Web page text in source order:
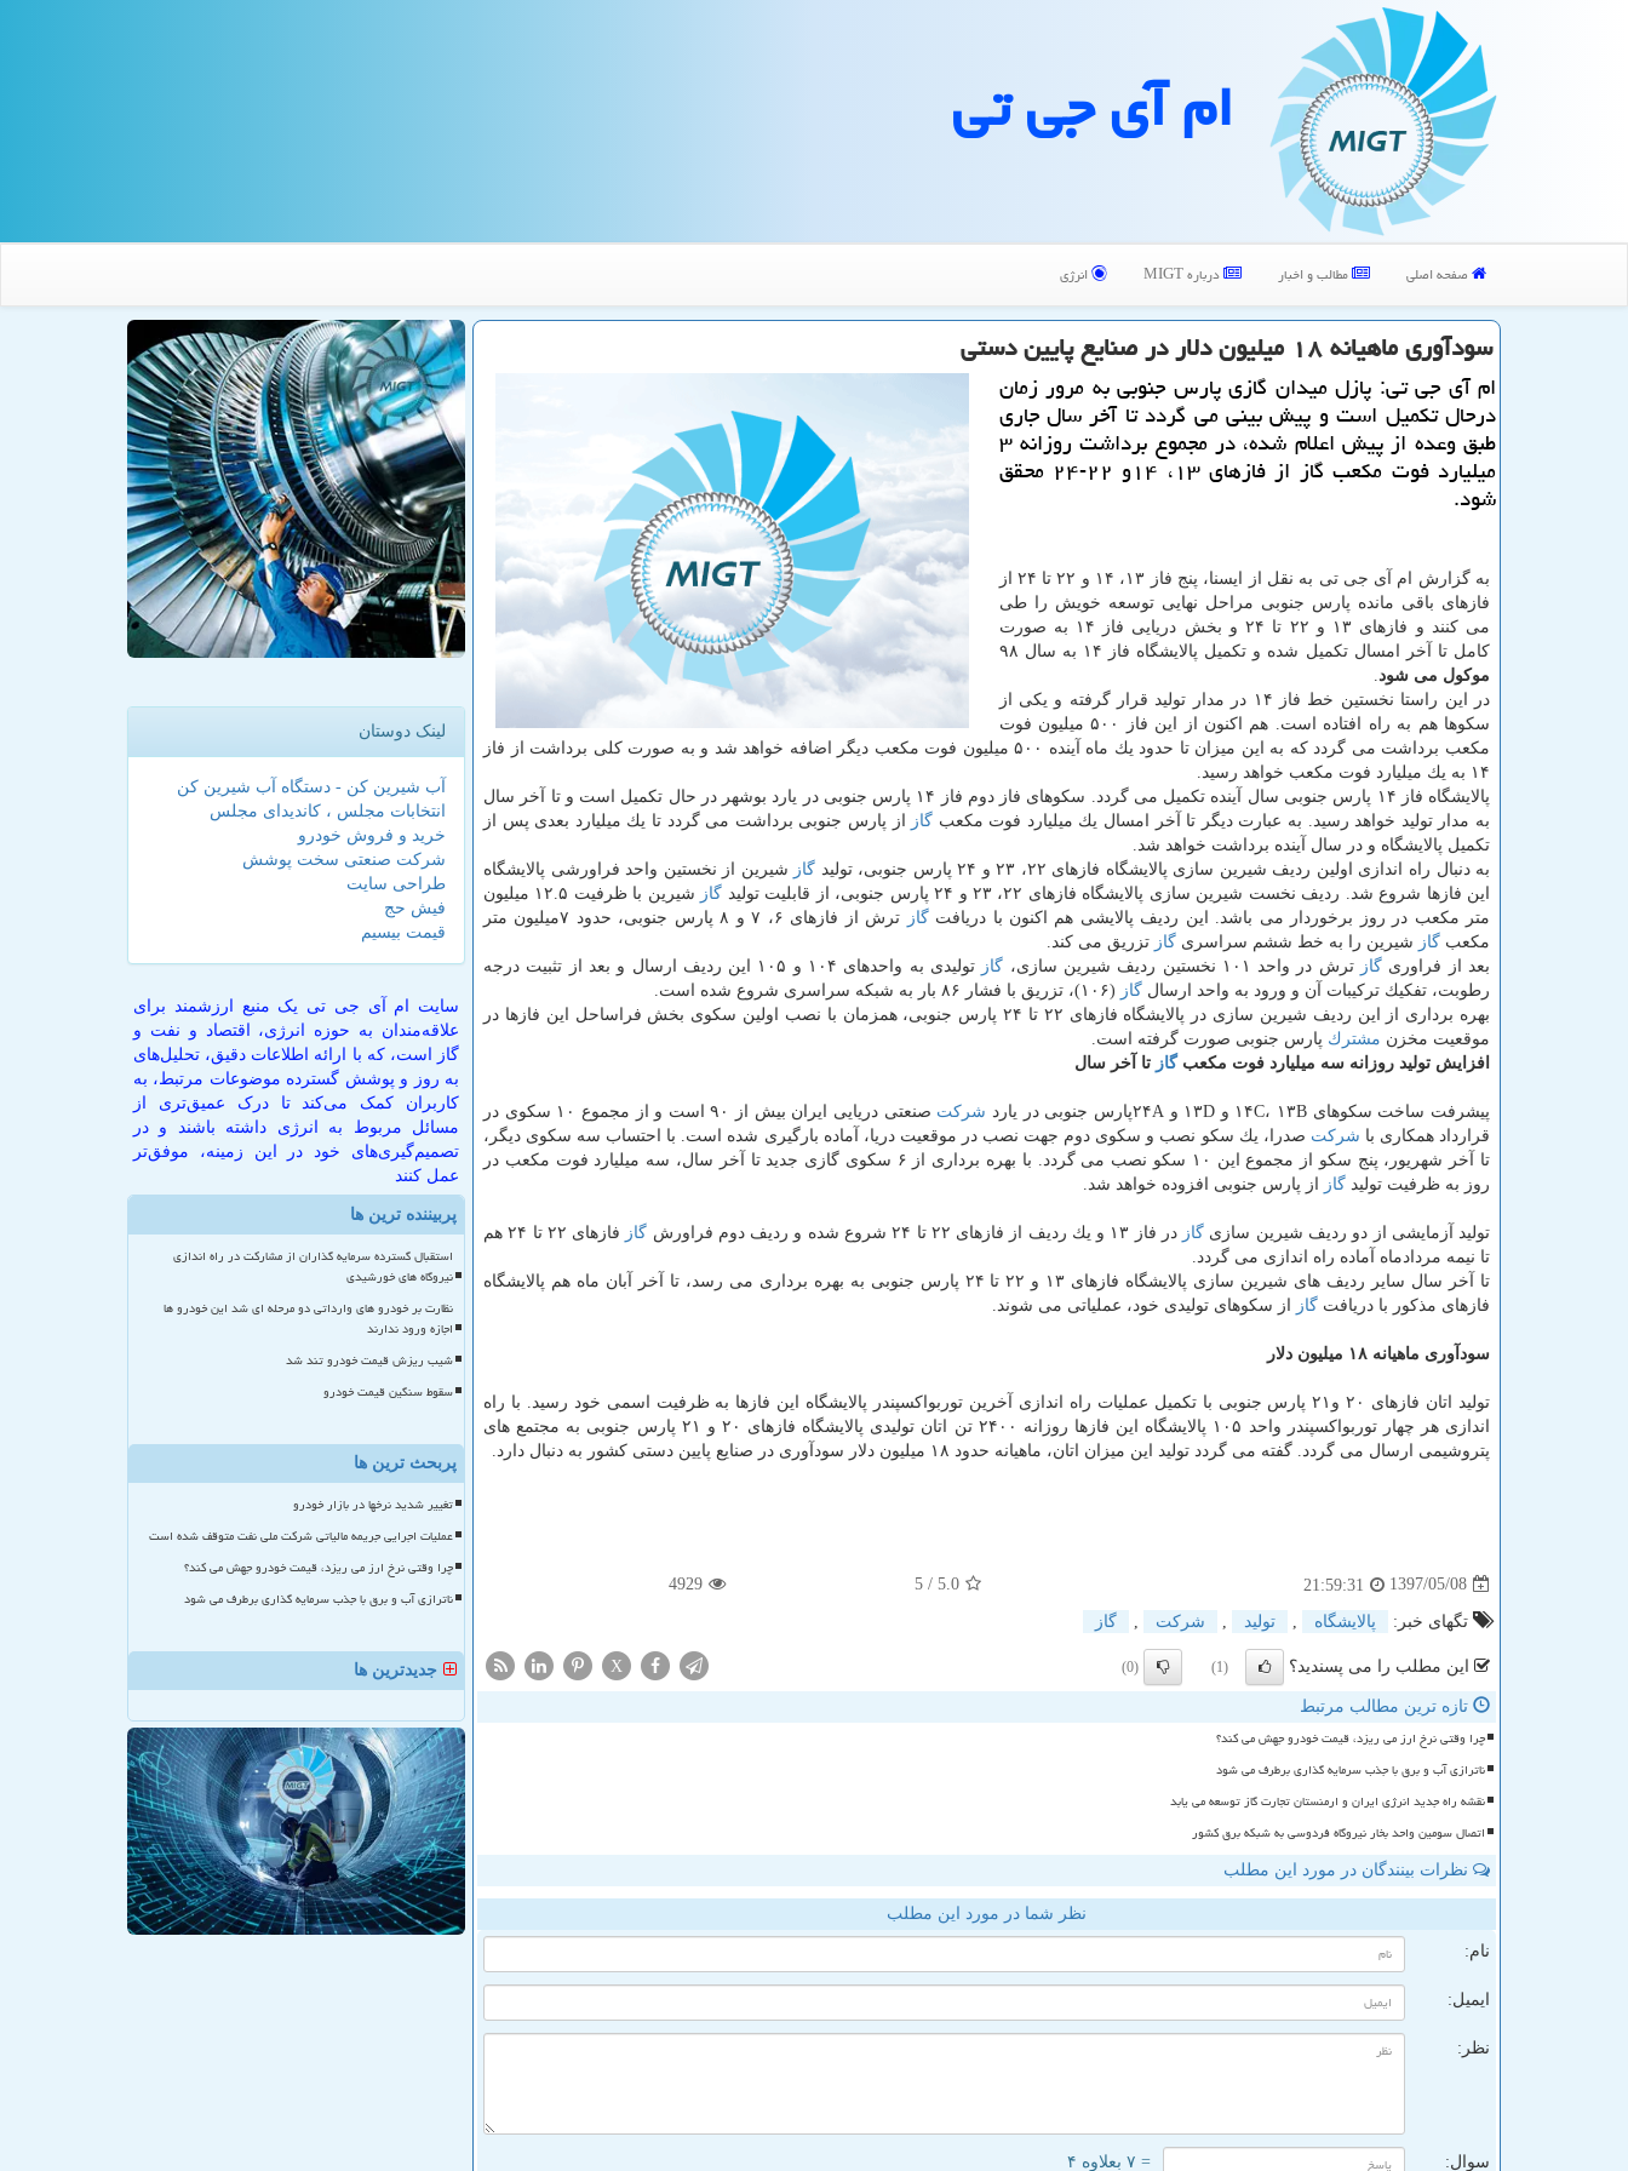
ام آی جی تی
صفحه اصلی مطالب و اخبار درباره MIGT انرژی
سودآوری ماهیانه ۱۸ میلیون دلار در صنایع پایین دستی
ام آی جی تی: پازل میدان گازی پارس جنوبی به مرور زمان
درحال تكمیل است و پیش بینی می گردد تا آخر سال جاری
طبق وعده از پیش اعلام شده، در مجموع برداشت روزانه ۳
میلیارد فوت مكعب گاز از فازهای ۱۳، ۱۴و ۲۲-۲۴ محقق
شود.
به گزارش ام آی جی تی به نقل از ایسنا، پنج فاز ۱۳، ۱۴ و ۲۲ تا ۲۴ از
فازهای باقی مانده پارس جنوبی مراحل نهایی توسعه خویش را طی
می كنند و فازهای ۱۳ و ۲۲ تا ۲۴ و بخش دریایی فاز ۱۴ به صورت
كامل تا آخر امسال تكمیل شده و تكمیل پالایشگاه فاز ۱۴ به سال ۹۸
موكول می شود.
در این راستا نخستین خط فاز ۱۴ در مدار تولید قرار گرفته و یكی از
سكوها هم به راه افتاده است. هم اكنون از این فاز ۵۰۰ میلیون فوت
مكعب برداشت می گردد كه به این میزان تا حدود یك ماه آینده ۵۰۰ میلیون فوت مكعب دیگر اضافه خواهد شد و به صورت كلی برداشت از فاز
۱۴ به یك میلیارد فوت مكعب خواهد رسید.
پالایشگاه فاز ۱۴ پارس جنوبی سال آینده تكمیل می گردد. سكوهای فاز دوم فاز ۱۴ پارس جنوبی در یارد بوشهر در حال تكمیل است و تا آخر سال
به مدار تولید خواهد رسید. به عبارت دیگر تا آخر امسال یك میلیارد فوت مكعب گاز
از پارس جنوبی برداشت می گردد تا یك میلیارد بعدی پس از
تكمیل پالایشگاه و در سال آینده برداشت خواهد شد.
به دنبال راه اندازی اولین ردیف شیرین سازی پالایشگاه فازهای ۲۲، ۲۳ و ۲۴ پارس جنوبی، تولید
گاز شیرین از نخستین واحد فراورشی پالایشگاه
این فازها شروع شد. ردیف نخست شیرین سازی پالایشگاه فازهای ۲۲، ۲۳ و ۲۴ پارس جنوبی، از قابلیت تولید
گاز
شیرین با ظرفیت ۱۲.۵ میلیون
متر مكعب در روز برخوردار می باشد. این ردیف پالایشی هم اكنون با دریافتگاز
ترش از فازهای ۶، ۷ و ۸ پارس جنوبی، حدود ۷میلیون متر
مكعب گاز شیرین را به خط ششم سراسری گاز تزریق می كند.
بعد از فراوری گاز ترش در واحد ۱۰۱ نخستین ردیف شیرین سازی، گاز
تولیدی به واحدهای ۱۰۴ و ۱۰۵ این ردیف ارسال و بعد از تثبیت درجه
رطوبت، تفكیك تركیبات آن و ورود به واحد ارسال گاز (۱۰۶)، تزریق با فشار ۸۶ بار به شبكه سراسری شروع شده است.
بهره برداری از این ردیف شیرین سازی در پالایشگاه فازهای ۲۲ تا ۲۴ پارس جنوبی، همزمان با نصب اولین سكوی بخش فراساحل این فازها در
موقعیت مخزن مشترك پارس جنوبی صورت گرفته است.
افزایش تولید روزانه سه میلیارد فوت مكعبگاز تا آخر سال
پیشرفت ساخت سكوهای ۱۴C، ۱۳B و ۱۳D و ۲۴Aپارس جنوبی در یارد شركت
صنعتی دریایی ایران بیش از ۹۰ است و از مجموع ۱۰ سكوی در
قرارداد همكاری با شركت صدرا، یك سكو نصب و سكوی دوم جهت نصب در موقعیت دریا، آماده بارگیری شده است. با احتساب سه سكوی دیگر،
تا آخر شهریور، پنج سكو از مجموع این ۱۰ سكو نصب می گردد. با بهره برداری از ۶ سكوی گازی جدید تا آخر سال، سه میلیارد فوت مكعب در
روز به ظرفیت تولید گاز از پارس جنوبی افزوده خواهد شد.
تولید آزمایشی از دو ردیف شیرین سازی گاز در فاز ۱۳ و یك ردیف از فازهای ۲۲ تا ۲۴ شروع شده و ردیف دوم فراورش گاز
فازهای ۲۲ تا ۲۴ هم
تا نیمه مردادماه آماده راه اندازی می گردد.
تا آخر سال سایر ردیف های شیرین سازی پالایشگاه فازهای ۱۳ و ۲۲ تا ۲۴ پارس جنوبی به بهره برداری می رسد، تا آخر آبان ماه هم پالایشگاه
فازهای مذكور با دریافت گاز از سكوهای تولیدی خود، عملیاتی می شوند.
سودآوری ماهیانه ۱۸ میلیون دلار
تولید اتان فازهای ۲۰ و۲۱ پارس جنوبی با تكمیل عملیات راه اندازی آخرین توربواكسپندر پالایشگاه این فازها به ظرفیت اسمی خود رسید. با راه
اندازی هر چهار توربواكسپندر واحد ۱۰۵ پالایشگاه این فازها روزانه ۲۴۰۰ تن اتان تولیدی پالایشگاه فازهای ۲۰ و ۲۱ پارس جنوبی به مجتمع های
پتروشیمی ارسال می گردد. گفته می گردد تولید این میزان اتان، ماهیانه حدود ۱۸ میلیون دلار سودآوری در صنایع پایین دستی كشور به دنبال دارد.
1397/05/08
21:59:31
5.0
/ 5
4929
تگهای خبر: پالایشگاه تولید شركت گاز
این مطلب را می پسندید؟ (1)
(0)
X
تازه ترین مطالب مرتبط
چرا وقتی نرخ ارز می ریزد، قیمت خودرو جهش می کند؟
ناترازی آب و برق با جذب سرمایه گذاری برطرف می شود
نقشه راه جدید انرژی ایران و ارمنستان تجارت گاز توسعه می یابد
اتصال سومین واحد بخار نیروگاه فردوسی به شبکه برق کشور
نظرات بینندگان در مورد این مطلب
نظر شما در مورد این مطلب
نام:
ایمیل:
نظر:
سوال: = ۷ بعلاوه ۴
لینک دوستان
آب شیرین کن - دستگاه آب شیرین کن
انتخابات مجلس ، کاندیدای مجلس
خرید و فروش خودرو
شرکت صنعتی سخت پوشش
طراحی سایت
فیش حج
قیمت بیسیم
سایت ام آی جی تی یک منبع ارزشمند برای
علاقه‌مندان به حوزه انرژی، اقتصاد و نفت و
گاز است، که با ارائه اطلاعات دقیق، تحلیل‌های
به روز و پوشش گسترده موضوعات مرتبط، به
کاربران کمک می‌کند تا درک عمیق‌تری از
مسائل مربوط به انرژی داشته باشند و در
تصمیم‌گیری‌های خود در این زمینه، موفق‌تر
عمل کنند
پربیننده ترین ها
استقبال گسترده سرمایه گذاران از مشارکت در راه اندازی
نیروگاه های خورشیدی
نظارت بر خودرو های وارداتی دو مرحله ای شد این خودرو ها
اجازه ورود ندارند
شیب ریزش قیمت خودرو تند شد
سقوط سنگین قیمت خودرو
پربحث ترین ها
تغییر شدید نرخها در بازار خودرو
عملیات اجرایی جریمه مالیاتی شرکت ملی نفت متوقف شده است
چرا وقتی نرخ ارز می ریزد، قیمت خودرو جهش می کند؟
ناترازی آب و برق با جذب سرمایه گذاری برطرف می شود
جدیدترین ها